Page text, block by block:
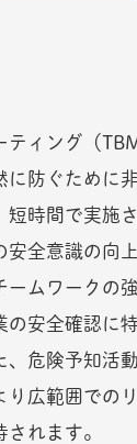
ティング（
に防ぐために
短時間で実施
安全意識の向
ームワークの
の安全確認に
、危険予知活
り広範囲での
れます。